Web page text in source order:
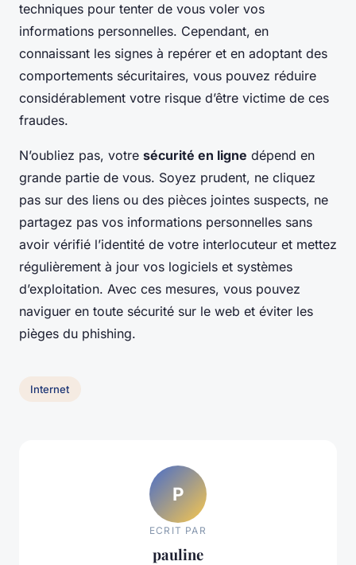
techniques pour tenter de vous voler vos
informations personnelles. Cependant, en
connaissant les signes à repérer et en adoptant des
comportements sécuritaires, vous pouvez réduire
considérablement votre risque d’être victime de ces
fraudes.
N’oubliez pas, votre sécurité en ligne dépend en
grande partie de vous. Soyez prudent, ne cliquez
pas sur des liens ou des pièces jointes suspects, ne
partagez pas vos informations personnelles sans
avoir vérifié l’identité de votre interlocuteur et mettez
régulièrement à jour vos logiciels et systèmes
d’exploitation. Avec ces mesures, vous pouvez
naviguer en toute sécurité sur le web et éviter les
pièges du phishing.
Internet
P
ECRIT PAR
pauline